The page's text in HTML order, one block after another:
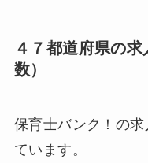
４７都道府県の
数）
保育士バンク！の
ています。